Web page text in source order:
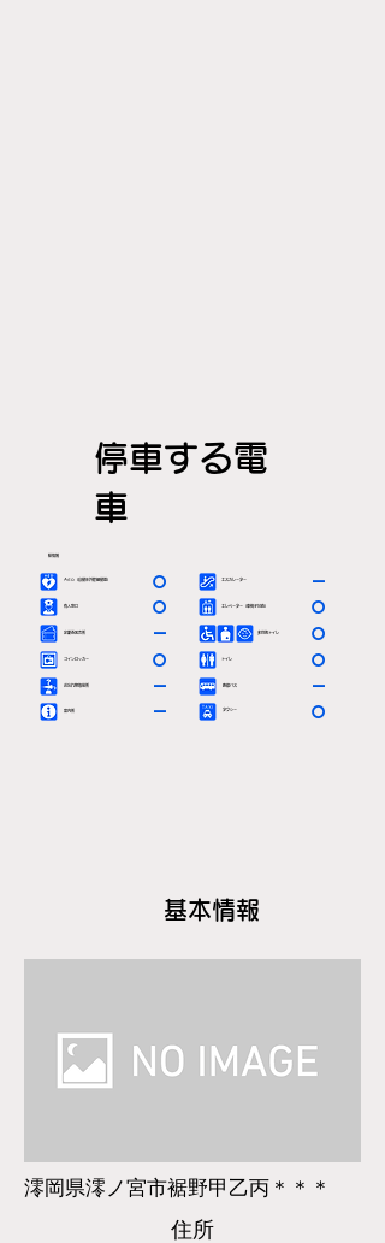
停車する電
車
駅情報
ＡＥＤ（自動体外除細動器）
有人窓口
定期券発売所
エスカレーター
エレベーター（車椅子対応）
多目的トイレ
〇
〇
－
－
〇
〇
コインロッカー トイレ
〇 〇
お忘れ物取扱所 －
案内所 － タクシー 〇
路線バス －
基本情報
澪岡県澪ノ宮市裾野甲乙丙＊＊＊
​住所